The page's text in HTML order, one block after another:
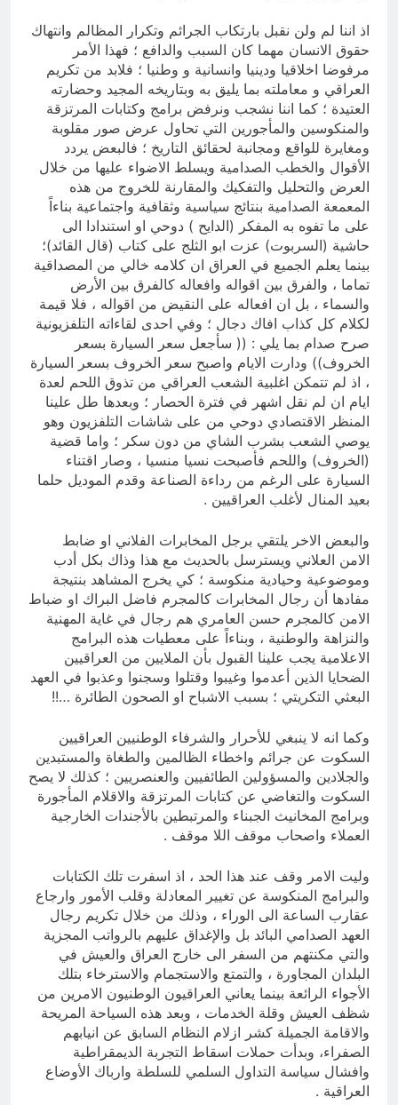
اذ اننا لم ولن نقبل بارتكاب الجرائم وتكرار المظالم وانتهاك
حقوق الانسان مهما كان السبب والدافع ؛ فهذا الأمر
مرفوضا اخلاقيا ودينيا وانسانية و وطنيا ؛ فلابد من تكريم
العراقي و معاملته بما يليق به وبتاريخه المجيد وحضارته
العتيدة ؛ كما اننا نشجب ونرفض برامج وكتابات المرتزقة
والمنكوسين والمأجورين التي تحاول عرض صور مقلوبة
ومغايرة للواقع ومجانبة لحقائق التاريخ ؛ فالبعض يردد
الأقوال والخطب الصدامية ويسلط الاضواء عليها من خلال
العرض والتحليل والتفكيك والمقارنة للخروج من هذه
المعمعة الصدامية بنتائج سياسية وثقافية واجتماعية بناءاً
على ما تفوه به المفكر (الدايح ) دوحي او استندادا الى
حاشية (السربوت) عزت ابو الثلج على كتاب (قال القائد)؛
بينما يعلم الجميع في العراق ان كلامه خالي من المصداقية
تماما ، والفرق بين اقواله وافعاله كالفرق بين الأرض
والسماء ، بل ان افعاله على النقيض من اقواله ، فلا قيمة
لكلام كل كذاب افاك دجال ؛ وفي احدى لقاءاته التلفزيونية
صرح صدام بما يلي : (( سأجعل سعر السيارة بسعر
الخروف)) ودارت الايام واصبح سعر الخروف بسعر السيارة
، اذ لم تتمكن اغلبية الشعب العراقي من تذوق اللحم لعدة
ايام ان لم نقل اشهر في فترة الحصار ؛ وبعدها طل علينا
المنظر الاقتصادي دوحي من على شاشات التلفزيون وهو
يوصي الشعب بشرب الشاي من دون سكر ؛ واما قضية
(الخروف) واللحم فأصبحت نسيا منسيا ، وصار اقتناء
السيارة على الرغم من رداءة الصناعة وقدم الموديل حلما
بعيد المنال لأغلب العراقيين .
والبعض الاخر يلتقي برجل المخابرات الفلاني او ضابط
الامن العلاني ويسترسل بالحديث مع هذا وذاك بكل أدب
وموضوعية وحيادية منكوسة ؛ كي يخرج المشاهد بنتيجة
مفادها أن رجال المخابرات كالمجرم فاضل البراك او ضباط
الامن كالمجرم حسن العامري هم رجال في غاية المهنية
والنزاهة والوطنية ، وبناءاً على معطيات هذه البرامج
الاعلامية يجب علينا القبول بأن الملايين من العراقيين
الضحايا الذين أعدموا وغيبوا وقتلوا وسجنوا وعذبوا في العهد
البعثي التكريتي ؛ بسبب الاشباح او الصحون الطائرة …!!
وكما انه لا ينبغي للأحرار والشرفاء الوطنيين العراقيين
السكوت عن جرائم واخطاء الظالمين والطغاة والمستبدين
والجلادين والمسؤولين الطائفيين والعنصريين ؛ كذلك لا يصح
السكوت والتغاضي عن كتابات المرتزقة والاقلام المأجورة
وبرامج المخانيث الجبناء والمرتبطين بالأجندات الخارجية
العملاء واصحاب موقف اللا موقف .
وليت الامر وقف عند هذا الحد ، اذ اسفرت تلك الكتابات
والبرامج المنكوسة عن تغيير المعادلة وقلب الأمور وارجاع
عقارب الساعة الى الوراء ، وذلك من خلال تكريم رجال
العهد الصدامي البائد بل والإغداق عليهم بالرواتب المجزية
والتي مكنتهم من السفر الى خارج العراق والعيش في
البلدان المجاورة ، والتمتع والاستجمام والاسترخاء بتلك
الأجواء الرائعة بينما يعاني العراقيون الوطنيون الامرين من
شظف العيش وقلة الخدمات ، وبعد هذه السياحة المريحة
والاقامة الجميلة كشر ازلام النظام السابق عن انيابهم
الصفراء، وبدأت حملات اسقاط التجربة الديمقراطية
وافشال سياسة التداول السلمي للسلطة وارباك الأوضاع
العراقية .